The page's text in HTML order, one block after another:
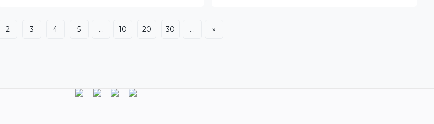
2 3 4 5 ... 10 20 30 ... »